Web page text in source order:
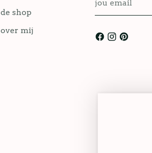
de shop
over mij
email